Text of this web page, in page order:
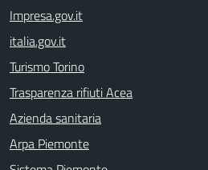
Impresa.gov.it
italia.gov.it
Turismo Torino
Trasparenza rifiuti Acea
Azienda sanitaria
Arpa Piemonte